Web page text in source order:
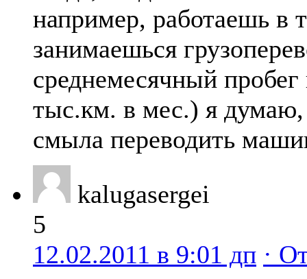
например, работаешь в
занимаешься
среднемесячный
тыс.км. в мес.) я думаю,
смыла переводить
kalugasergei
5
12.02.2011 в 9:01 дп ·